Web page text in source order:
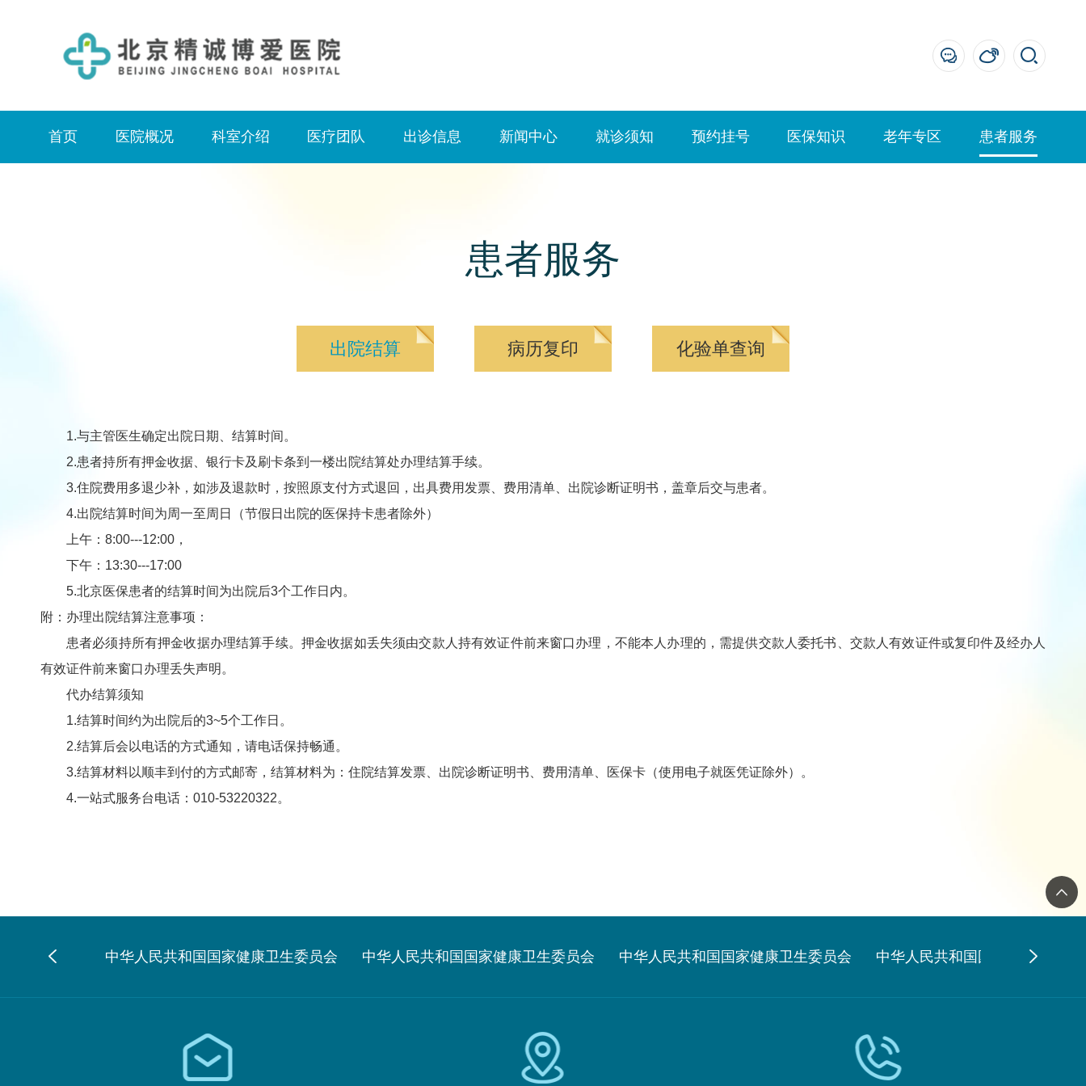
首页 医院概况 科室介绍 医疗团队 出诊信息 新闻中心 就诊须知 预约挂号 医保知识 老年专区 患者服务
患者服务
出院结算 病历复印 化验单查询
1.与主管医生确定出院日期、结算时间。
2.患者持所有押金收据、银行卡及刷卡条到一楼出院结算处办理结算手续。
3.住院费用多退少补，如涉及退款时，按照原支付方式退回，出具费用发票、费用清单、出院诊断证明书，盖章后交与患者。
4.出院结算时间为周一至周日（节假日出院的医保持卡患者除外）
上午：8:00---12:00，
下午：13:30---17:00
5.北京医保患者的结算时间为出院后3个工作日内。
附：办理出院结算注意事项：
患者必须持所有押金收据办理结算手续。押金收据如丢失须由交款人持有效证件前来窗口办理，不能本人办理的，需提供交款人委托书、交款人有效证件或复印件及经办人
有效证件前来窗口办理丢失声明。
代办结算须知
1.结算时间约为出院后的3~5个工作日。
2.结算后会以电话的方式通知，请电话保持畅通。
3.结算材料以顺丰到付的方式邮寄，结算材料为：住院结算发票、出院诊断证明书、费用清单、医保卡（使用电子就医凭证除外）。
4.一站式服务台电话：010-53220322。
中华人民共和国国家健康卫生委员会 中华人民共和国国家健康卫生委员会 中华人民共和国国家健康卫生委员会 中华人民共和国国家健康卫生委